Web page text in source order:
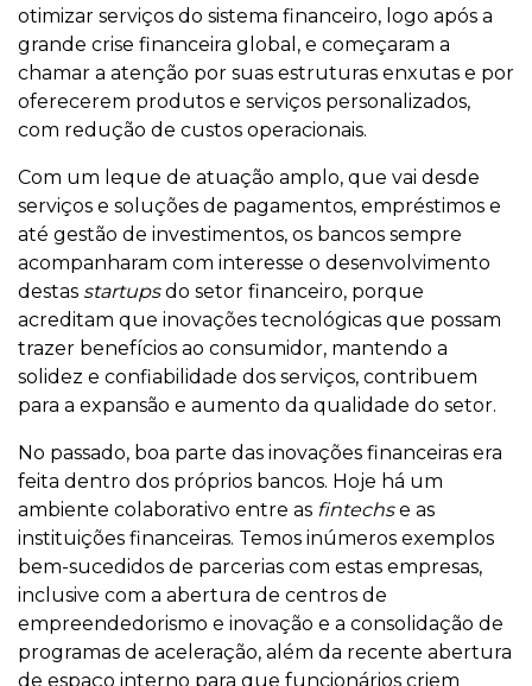
otimizar serviços do sistema financeiro, logo após a
grande crise financeira global, e começaram a
chamar a atenção por suas estruturas enxutas e por
oferecerem produtos e serviços personalizados,
com redução de custos operacionais.
Com um leque de atuação amplo, que vai desde
serviços e soluções de pagamentos, empréstimos e
até gestão de investimentos, os bancos sempre
acompanharam com interesse o desenvolvimento
destas startupsdo setor financeiro, porque
acreditam que inovações tecnológicas que possam
trazer benefícios ao consumidor, mantendo a
solidez e confiabilidade dos serviços, contribuem
para a expansão e aumento da qualidade do setor.
No passado, boa parte das inovações financeiras era
feita dentro dos próprios bancos. Hoje há um
ambiente colaborativo entre as fintechse as
instituições financeiras. Temos inúmeros exemplos
bem-sucedidos de parcerias com estas empresas,
inclusive com a abertura de centros de
empreendedorismo e inovação e a consolidação de
programas de aceleração, além da recente abertura
de espaço interno para que funcionários criem